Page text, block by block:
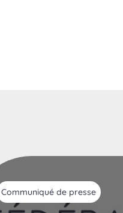
Communiqué de presse